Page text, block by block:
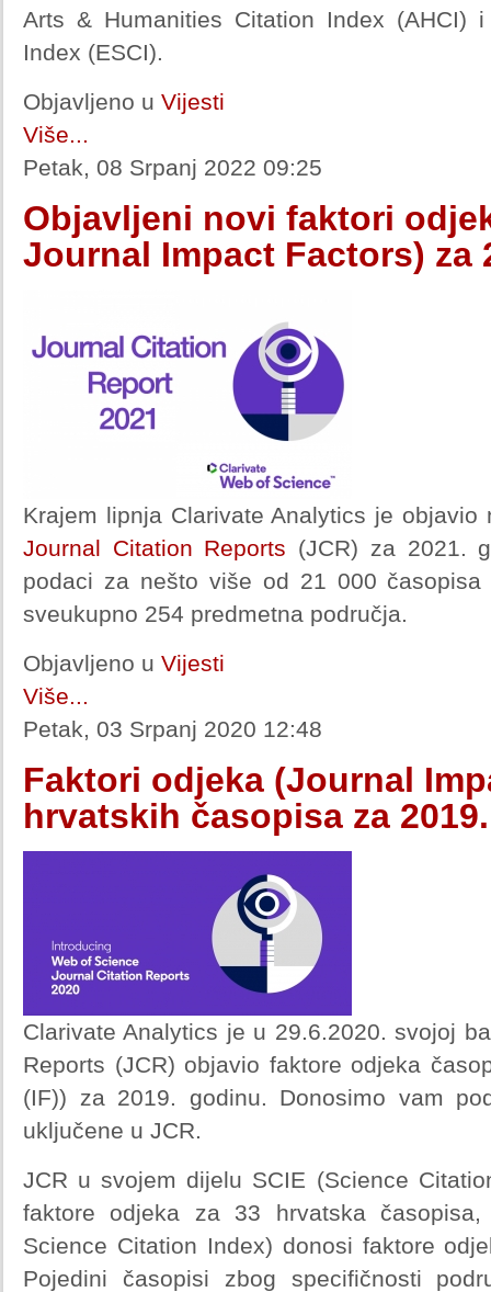
Arts & Humanities Citation Index (AHCI)
Index (ESCI).
Objavljeno u Vijesti
Više...
Petak, 08 Srpanj 2022 09:25
Objavljeni novi faktori
Journal Impact Factors) za
Krajem lipnja Clarivate Analytics je
Journal Citation Reports (JCR) za 2021.
podaci za nešto više od 21 000
sveukupno 254 predmetna područja.
Objavljeno u Vijesti
Više...
Petak, 03 Srpanj 2020 12:48
Faktori odjeka (Journal
hrvatskih časopisa za
Clarivate Analytics je u 29.6.2020. svojoj
Reports (JCR) objavio faktore odjeka
(IF)) za 2019. godinu. Donosimo vam
uključene u JCR.
JCR u svojem dijelu SCIE (Science
faktore odjeka za 33 hrvatska
Science Citation Index) donosi faktore
Pojedini časopisi zbog specifičnosti